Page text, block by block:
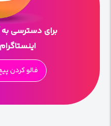
برای دسترسی به
فالو کردن